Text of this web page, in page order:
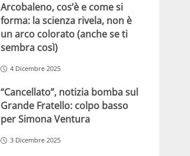
Arcobaleno, cos’è e come si
forma: la scienza rivela, non è
un arco colorato (anche se ti
sembra così)
4 Dicembre 2025
“Cancellato”, notizia bomba sul
Grande Fratello: colpo basso
per Simona Ventura
3 Dicembre 2025